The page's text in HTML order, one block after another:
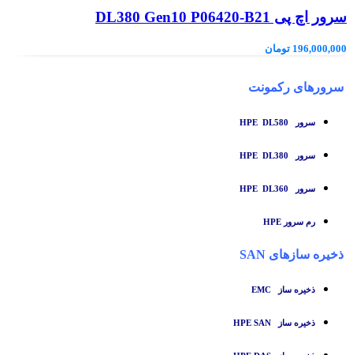
سرور اچ پی DL380 Gen10 P06420-B21
196,000,000 تومان
سرورهای رکمونت
سرور HPE DL580
سرور HPE DL380
سرور HPE DL360
رم سرور HPE
ذخیره سازهای SAN
ذخیره ساز
ذخیره ساز HPE SAN